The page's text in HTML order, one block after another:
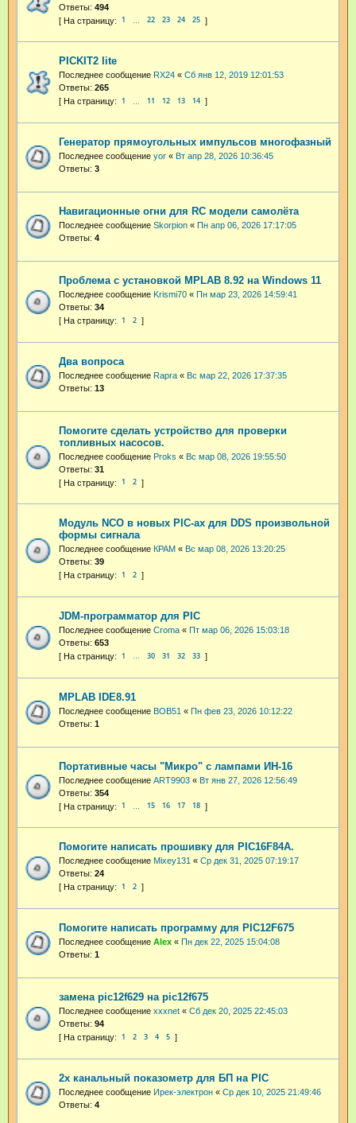
Ответы: 494
1 22 23 24 25
PICKIT2 lite
Последнее сообщение RX24 « Сб янв 12, 2019 12:01:53
Ответы: 265
1 11 12 13 14
Генератор прямоугольных импульсов многофазный
Последнее сообщение yor « Вт апр 28, 2026 10:36:45
Ответы: 3
Навигационные огни для RC модели самолёта
Последнее сообщение Skorpion « Пн апр 06, 2026 17:17:05
Ответы: 4
Проблема с установкой MPLAB 8.92 на Windows 11
Последнее сообщение Krismi70 « Пн мар 23, 2026 14:59:41
Ответы: 34
1 2
Два вопроса
Последнее сообщение Rapra « Вс мар 22, 2026 17:37:35
Ответы: 13
Помогите сделать устройство для проверки
топливных насосов.
Последнее сообщение Proks « Вс мар 08, 2026 19:55:50
Ответы: 31
1 2
Модуль NCO в новых PIC-ах для DDS произвольной
формы сигнала
Последнее сообщение КРАМ « Вс мар 08, 2026 13:20:25
Ответы: 39
1 2
JDM-программатор для PIC
Последнее сообщение Croma « Пт мар 06, 2026 15:03:18
Ответы: 653
1 … 30 31 32 33
MPLAB IDE8.91
Последнее сообщение BOB51 « Пн фев 23, 2026 10:12:22
Ответы: 1
Портативные часы "Микро" с лампами ИН-16
Последнее сообщение ART9903 « Вт янв 27, 2026 12:56:49
Ответы: 354
1 15 16 17 18
Помогите написать прошивку для PIC16F84A.
Последнее сообщение Mixey131 « Ср дек 31, 2025 07:19:17
Ответы: 24
1 2
Помогите написать программу для PIC12F675
Последнее сообщение Аlex « Пн дек 22, 2025 15:04:08
Ответы: 1
замена pic12f629 на pic12f675
Последнее сообщение xxxnet « Сб дек 20, 2025 22:45:03
Ответы: 94
1 2 3 4 5
2х канальный показометр для БП на PIC
Последнее сообщение Ирек-электрон « Ср дек 10, 2025 21:49:46
Ответы: 4